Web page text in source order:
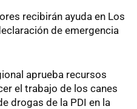
recibirán ayuda en Los
de emergencia
aprueba recursos
el trabajo de los canes
drogas de la PDI en la